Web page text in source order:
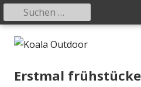
SpringeKoala Outdoor
Hier ist eine Übersicht meiner
Primäres
Menü
Suchen
nach:
Erstmal